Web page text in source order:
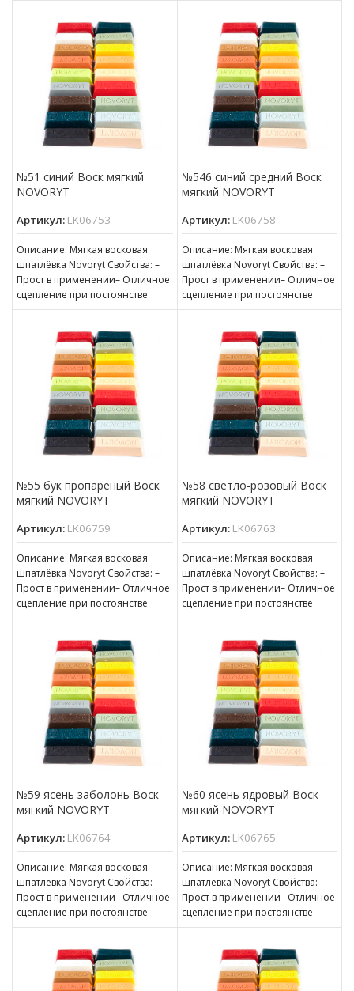
№51 синий Воск мягкий
NOVORYT
Артикул: LK06753
Описание: Мягкая восковая
шпатлёвка Novoryt Свойства: –
Прост в применении– Отличное
сцепление при постоянстве
консистенции– Готов к
№546 синий средний Воск
мягкий NOVORYT
Артикул: LK06758
Описание: Мягкая восковая
шпатлёвка Novoryt Свойства: –
Прост в применении– Отличное
сцепление при постоянстве
консистенции– Готов к
№55 бук пропареный Воск
мягкий NOVORYT
Артикул: LK06759
Описание: Мягкая восковая
шпатлёвка Novoryt Свойства: –
Прост в применении– Отличное
сцепление при постоянстве
консистенции– Готов к
№58 светло-розовый Воск
мягкий NOVORYT
Артикул: LK06763
Описание: Мягкая восковая
шпатлёвка Novoryt Свойства: –
Прост в применении– Отличное
сцепление при постоянстве
консистенции– Готов к
№59 ясень заболонь Воск
мягкий NOVORYT
Артикул: LK06764
Описание: Мягкая восковая
шпатлёвка Novoryt Свойства: –
Прост в применении– Отличное
сцепление при постоянстве
консистенции– Готов к
№60 ясень ядровый Воск
мягкий NOVORYT
Артикул: LK06765
Описание: Мягкая восковая
шпатлёвка Novoryt Свойства: –
Прост в применении– Отличное
сцепление при постоянстве
консистенции– Готов к